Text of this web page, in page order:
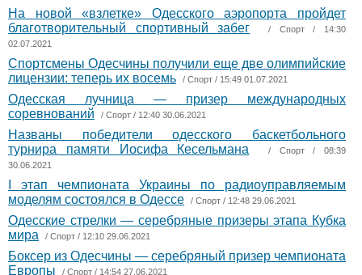
На новой «взлетке» Одесского аэропорта пройдет
благотворительный спортивный забег
/ Спорт/ 14:30
02.07.2021
Спортсмены Одесчины получили еще две олимпийские
лицензии: теперь их восемь
/ Спорт / 15:49 01.07.2021
Одесская лучница — призер международных
соревнований
/ Спорт / 12:40 30.06.2021
Названы победители одесского баскетбольного
турнира памяти Иосифа Кесельмана
/ Спорт/ 08:39
30.06.2021
I этап чемпионата Украины по радиоуправляемым
моделям состоялся в Одессе
/ Спорт / 12:48 29.06.2021
Одесские стрелки — серебряные призеры этапа Кубка
мира
/ Спорт / 12:10 29.06.2021
Боксер из Одесчины — серебряный призер чемпионата
Европы
/ Спорт / 14:54 27.06.2021